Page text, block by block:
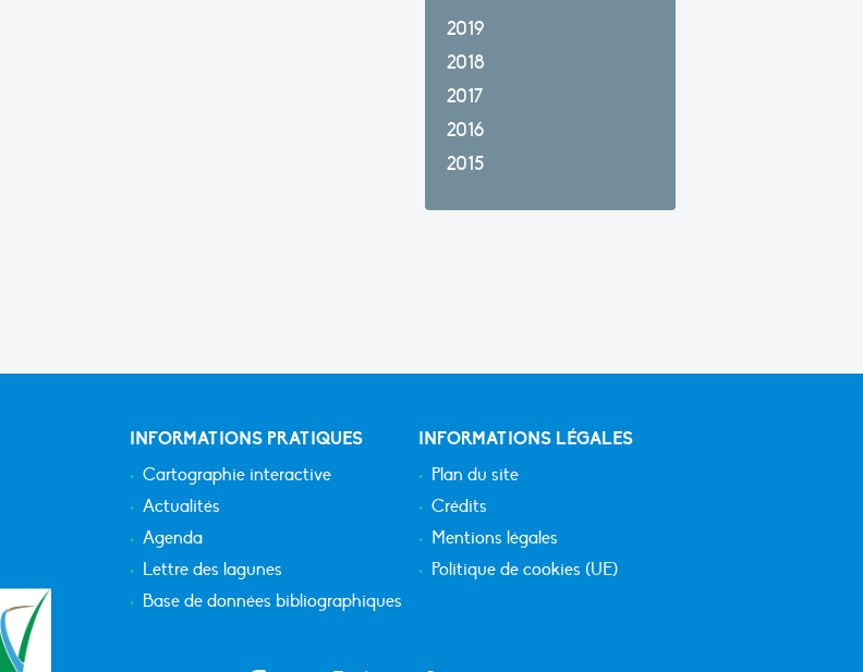
2019
2018
2017
2016
2015
INFORMATIONS PRATIQUES
Cartographie interactive
Actualités
Agenda
Lettre des lagunes
Base de données bibliographiques
INFORMATIONS LÉGALES
Plan du site
Crédits
Mentions légales
Politique de cookies (UE)